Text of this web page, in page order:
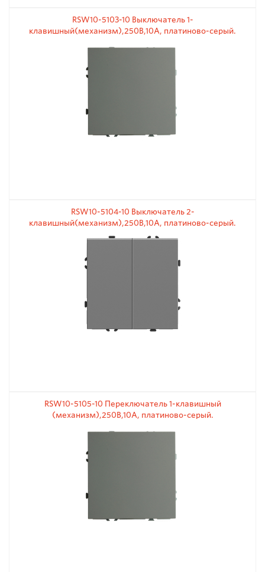
RSW10-5103-10 Выключатель 1-
клавишный(механизм),250В,10А, платиново-серый.
RSW10-5104-10 Выключатель 2-
клавишный(механизм),250В,10А, платиново-серый.
RSW10-5105-10 Переключатель 1-клавишный
(механизм),250В,10А, платиново-серый.